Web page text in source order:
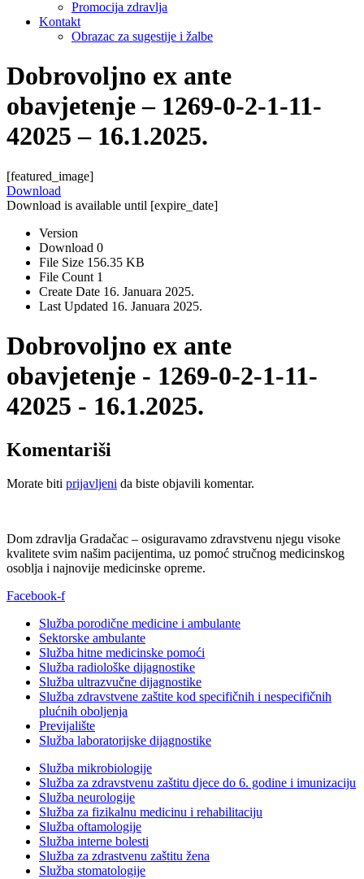
Promocija zdravlja
Kontakt
Obrazac za sugestije i žalbe
Dobrovoljno ex ante
obavjetenje – 1269-0-2-1-11-
42025 – 16.1.2025.
[featured_image]
Download
Download is available until [expire_date]
Version
Download 0
File Size 156.35 KB
File Count 1
Create Date 16. Januara 2025.
Last Updated 16. Januara 2025.
Dobrovoljno ex ante
obavjetenje - 1269-0-2-1-11-
42025 - 16.1.2025.
Komentariši
Morate biti prijavljeni da biste objavili komentar.
Dom zdravlja Gradačac – osiguravamo zdravstvenu njegu visoke
kvalitete svim našim pacijentima, uz pomoć stručnog medicinskog
osoblja i najnovije medicinske opreme.
Facebook-f
Služba porodične medicine i ambulante
Sektorske ambulante
Služba hitne medicinske pomoći
Služba radiološke dijagnostike
Služba ultrazvučne dijagnostike
Služba zdravstvene zaštite kod specifičnih i nespecifičnih
plućnih oboljenja
Previjalište
Služba laboratorijske dijagnostike
Služba mikrobiologije
Služba za zdravstvenu zaštitu djece do 6. godine i imunizaciju
Služba neurologije
Služba za fizikalnu medicinu i rehabilitaciju
Služba oftamologije
Služba interne bolesti
Služba za zdrastvenu zaštitu žena
Služba stomatologije